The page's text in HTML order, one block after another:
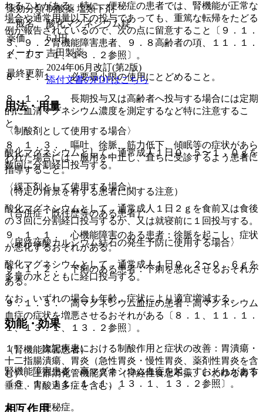
れることがある。特に、便秘症の患者では、腎機能が正常な
場合や通常用量以下の投与であっても、重篤な転帰をたどる
例が報告されているので、次の点に留意すること〔９．１．
３、９．２腎機能障害患者、９．８高齢者の項、１１．１．
１、１３．１、１３．２参照〕。
８．１．１． 必要最小限の使用にとどめること。
８．１．２． 長期投与又は高齢者へ投与する場合には定期
的に血清マグネシウム濃度を測定するなど特に注意するこ
と。
８．１．３． 嘔吐、徐脈、筋力低下、傾眠等の症状があら
われた場合には、服用を中止し、直ちに受診するよう患者に
指導すること。
（特定の背景を有する患者に関する注意）
（合併症・既往歴等のある患者）
９．１．１． 心機能障害のある患者：徐脈を起こし、症状
が悪化するおそれがある。
９．１．２． 下痢のある患者：下痢を悪化させるおそれが
ある。
９．１．３． 高マグネシウム血症の患者：高マグネシウム
血症の症状を増悪させるおそれがある〔８．１、１１．１．
１、１３．１、１３．２参照〕。
（腎機能障害患者）
腎機能障害患者：高マグネシウム血症を起こすおそれがある
〔８．１、１１．１．１、１３．１、１３．２参照〕。
相互作用
薬効分類 制酸薬 塩類下剤
一般名
酸化マグネシウム錠
薬価
6.1円
メーカー 吉田製薬
最終更新
2024年06月改訂(第2版)
添付文書のPDFはこちら
用法・用量
〈制酸剤として使用する場合〉
酸化マグネシウムとして、通常成人１日０．５〜１．０ｇを
数回に分割経口投与する。
〈緩下剤として使用する場合〉
酸化マグネシウムとして、通常成人１日２ｇを食前又は食後
の３回に分割経口投与するか、又は就寝前に１回投与する。
〈尿路蓚酸カルシウム結石の発生予防に使用する場合〉
酸化マグネシウムとして、通常成人１日０．２〜０．６ｇを
多量の水とともに経口投与する。
なお、いずれの場合も年齢、症状により適宜増減する。
効能・効果
１）． 次記疾患における制酸作用と症状の改善：胃潰瘍・
十二指腸潰瘍、胃炎（急性胃炎・慢性胃炎、薬剤性胃炎を含
む）、上部消化管機能異常（神経性食思不振、いわゆる胃下
垂症、胃酸過多症を含む）。
２）． 便秘症。